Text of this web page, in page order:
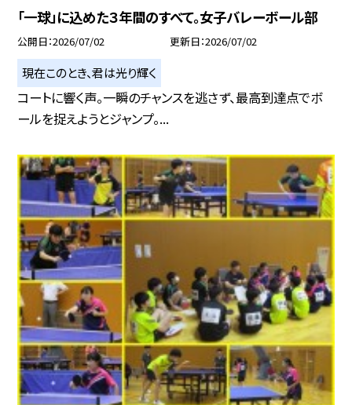
「一球」に込めた３年間のすべて。女子バレーボール部
公開日 2026/07/02 更新日 2026/07/02
現在このとき、君は光り輝く
コートに響く声。一瞬のチャンスを逃さず、最高到達点でボ
ールを捉えようとジャンプ。...